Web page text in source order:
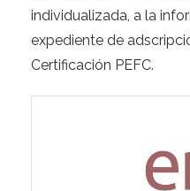
individualizada, a la
expediente de
Certificación PEFC.